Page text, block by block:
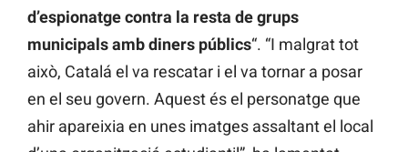
d’espionatge contra la resta de grups
municipals amb diners públics“. “I malgrat tot
això, Catalá el va rescatar i el va tornar a posar
en el seu govern. Aquest és el personatge que
ahir apareixia en unes imatges assaltant el local